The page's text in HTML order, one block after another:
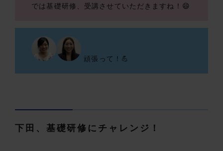
では基礎研修、受講させていただきますね！😄
頑張って！💪
下田、基礎研修にチャレンジ！